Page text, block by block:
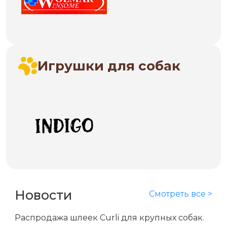
Игрушки для собак
Новости Смотреть все >
Распродажа шлеек Curli для крупных собак.